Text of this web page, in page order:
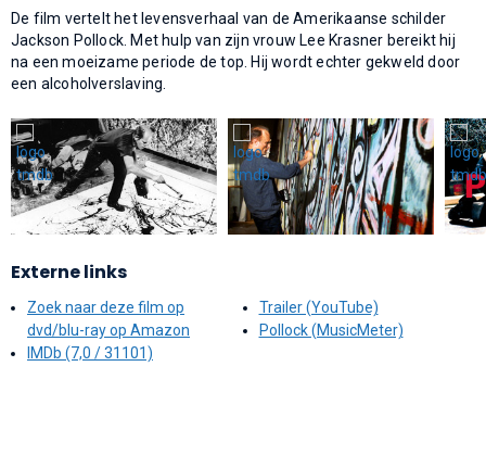
De film vertelt het levensverhaal van de Amerikaanse schilder
Jackson Pollock. Met hulp van zijn vrouw Lee Krasner bereikt hij
na een moeizame periode de top. Hij wordt echter gekweld door
een alcoholverslaving.
Externe links
Zoek naar deze film op
dvd/blu-ray op Amazon
IMDb (7,0 / 31101)
Trailer (YouTube)
Pollock (MusicMeter)